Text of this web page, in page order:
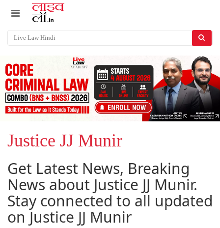
Justice JJ Munir
Get Latest News, Breaking
News about Justice JJ Munir.
Stay connected to all updated
on Justice JJ Munir